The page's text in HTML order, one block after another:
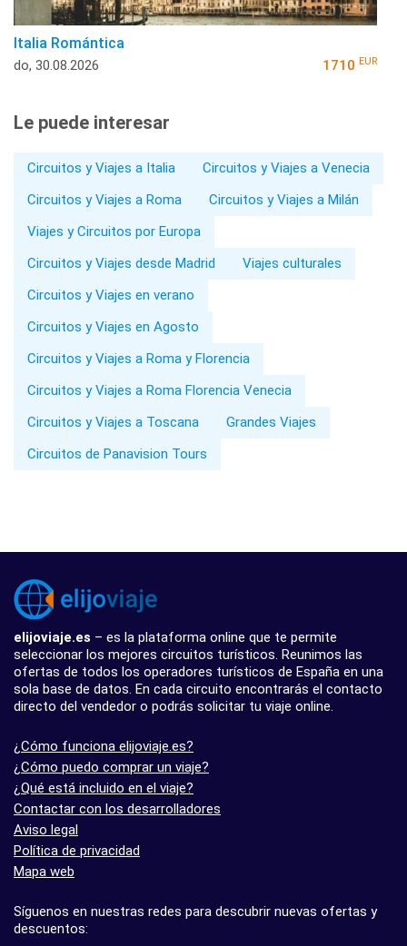
Italia Romántica
do, 30.08.2026 1710 EUR
Le puede interesar
Circuitos y Viajes a Italia
Circuitos y Viajes a Venecia
Circuitos y Viajes a Roma
Circuitos y Viajes a Milán
Viajes y Circuitos por Europa
Circuitos y Viajes desde Madrid
Viajes culturales
Circuitos y Viajes en verano
Circuitos y Viajes en Agosto
Circuitos y Viajes a Roma y Florencia
Circuitos y Viajes a Roma Florencia Venecia
Circuitos y Viajes a Toscana
Grandes Viajes
Circuitos de Panavision Tours
elijoviaje.es – es la plataforma online que te permite
seleccionar los mejores circuitos turísticos. Reunimos las
ofertas de todos los operadores turísticos de España en una
sola base de datos. En cada circuito encontrarás el contacto
directo del vendedor o podrás solicitar tu viaje online.
¿Cómo funciona elijoviaje.es?
¿Cómo puedo comprar un viaje?
¿Qué está incluido en el viaje?
Contactar con los desarrolladores
Aviso legal
Política de privacidad
Mapa web
Síguenos en nuestras redes para descubrir nuevas ofertas y
descuentos: